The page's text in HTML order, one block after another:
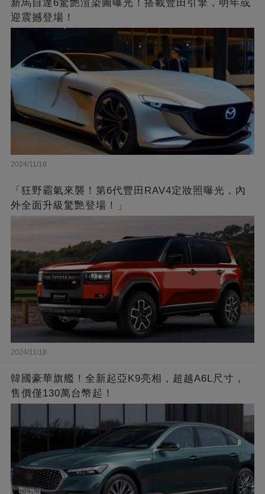
新馬自達6驚艷渲染圖曝光！搭載豐田引擎，明年或
迎震撼登場！
2024/11/18
「狂野霸氣來襲！第6代豐田RAV4定妝照曝光，內
外全面升級驚艷登場！」
2024/11/18
韓國豪華旗艦！全新起亞K9亮相，超越A6L尺寸，
售價僅130萬台幣起！